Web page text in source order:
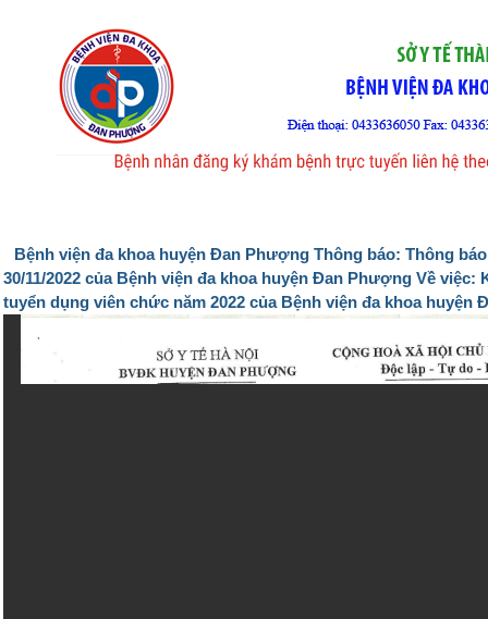
Bệnh viện đa khoa huyện Đan Phượng Thông báo: Thông
30/11/2022 của Bệnh viện đa khoa huyện Đan Phượng Về việc:
tuyển dụng viên chức năm 2022 của Bệnh viện đa khoa huyện